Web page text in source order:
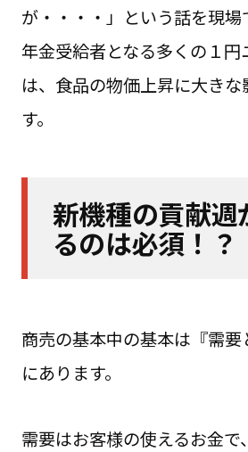
が・・・・」という話を現場
年金受給者となる多くの１
は、食品の物価上昇に大き
す。
新機種の貢献週
るのは必須！？
商売の基本中の基本は『需
にあります。
需要はお客様の使えるお金で